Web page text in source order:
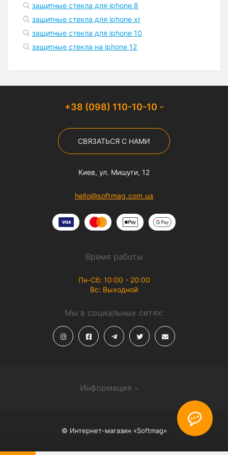
защитные стекла для iphone 8
защитные стекла для iphone xr
защитные стекла для iphone 10
защитные стекла на iphone 12
+38 (098) 110-10-10
СВЯЗАТЬСЯ С НАМИ
Киев, ул. Мишуги, 12
hello@softmag.com.ua
Информация
Время работы
Пн-Сб: 10:00 - 20:00
Вс: Выходной
Мы в социальных сетях:
© Интернет-магазин «Softmag»